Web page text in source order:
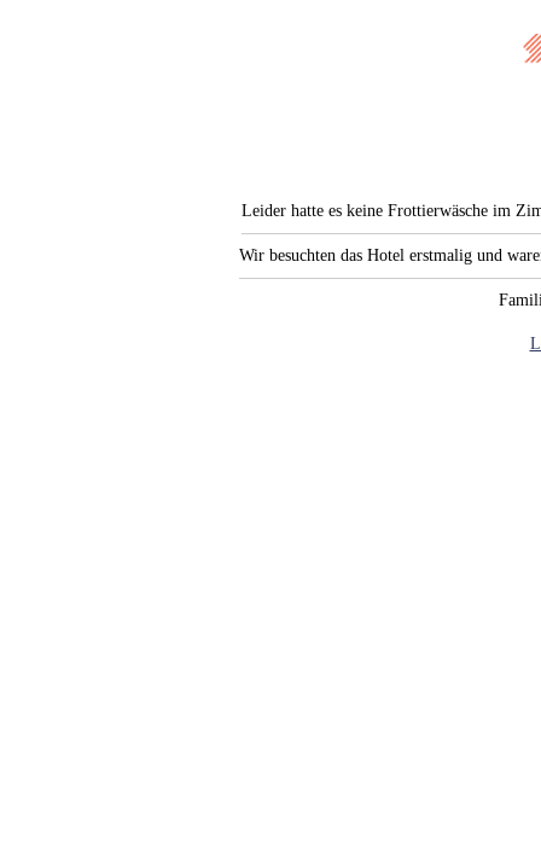
Leider hatte es keine Frottierwäsche im
Wir besuchten das Hotel erstmalig und